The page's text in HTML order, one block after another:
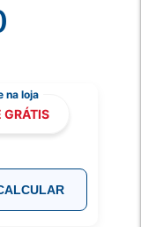
GRÁTIS